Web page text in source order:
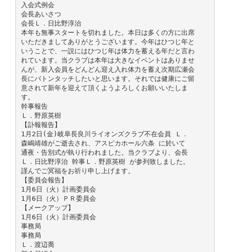
入会式例会
会長あいさつ
会長Ｌ．日比野淳治
本年も無事スタートを切れました。本日は多くの方に出席
いただきましてありがとうございます。今年はひつじ年と
いうことで、一説にはひつじ年は体力を蓄える年だと言わ
れています。当クラブは本年は大きなイベントはありませ
んが、新入会員をどんどん迎え入れ体力を蓄え次期広瀬会
長にバトンタッチしたいと思います。それでは健康にご留
意されて新年を迎えて頂くようよろしくお願いいたしま
す。
幹事報告
Ｌ．野原英樹
【訃報報告】
1月2日(金)岐阜長良川ライオンズクラブ不在会員 Ｌ．
森嶋靖雄がご逝去され、アスピカホール六条 に於いて
通夜・告別式が執り行われました。当クラブより、会長
Ｌ．日比野淳治 幹事Ｌ．野原英樹 が参列致しました。
謹んでご冥福をお祈り申し上げます。
【委員会報告】
1月6日（火）計画委員会
1月6日（火）ＰＲ委員会
【メークアップ】
1月6日（火）計画委員会
事務局
事務局
Ｌ．渡辺喬